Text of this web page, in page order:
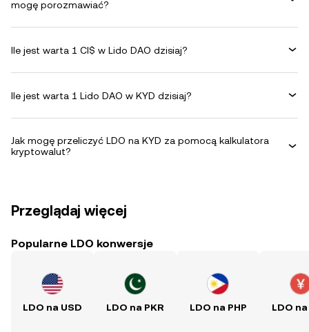
mogę porozmawiać?
Ile jest warta 1 CI$ w Lido DAO dzisiaj?
Ile jest warta 1 Lido DAO w KYD dzisiaj?
Jak mogę przeliczyć LDO na KYD za pomocą kalkulatora
kryptowalut?
Przeglądaj więcej
Popularne LDO konwersje
LDO na USD LDO na PKR LDO na PHP LDO na